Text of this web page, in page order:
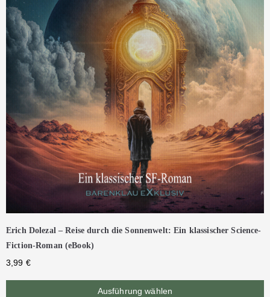
Erich Dolezal – Reise durch die Sonnenwelt: Ein klassischer Science-
Fiction-Roman (eBook)
3,99 €
Ausführung wählen